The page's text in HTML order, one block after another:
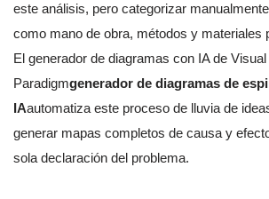
este análisis, pero categorizar
como mano de obra, métodos y materiales
El generador de diagramas con IA de Visual
Paradigmgenerador de diagramas de
IAautomatiza este proceso de lluvia de
generar mapas completos de causa y
sola declaración del problema.